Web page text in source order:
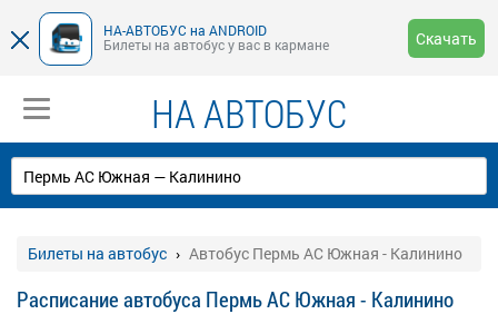
НА-АВТОБУС на ANDROID
Билеты на автобус у вас в кармане
Скачать
НА АВТОБУС
Билеты на автобус Автобус Пермь АС Южная - Калинино
Расписание автобуса Пермь АС Южная - Калинино